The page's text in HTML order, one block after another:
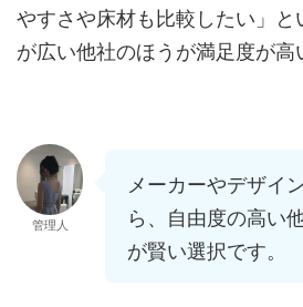
やすさや床材も比較したい」
が広い他社のほうが満足度が高
管理人
メーカーやデザイ
ら、自由度の高い
が賢い選択です。